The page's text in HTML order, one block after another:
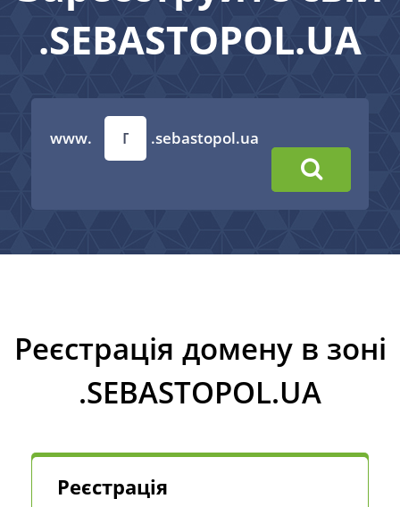
.SEBASTOPOL.UA
www. .sebastopol.ua
Реєстрація домену в зоні
.SEBASTOPOL.UA
Реєстрація